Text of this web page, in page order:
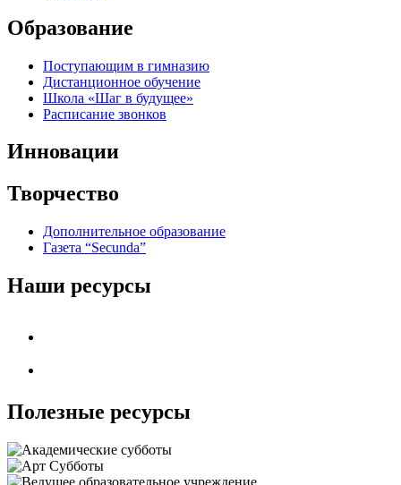
Образование
Поступающим в гимназию
Дистанционное обучение
Школа «Шаг в будущее»
Расписание звонков
Инновации
Творчество
Дополнительное образование
Газета “Secunda”
Наши ресурсы
Полезные ресурсы